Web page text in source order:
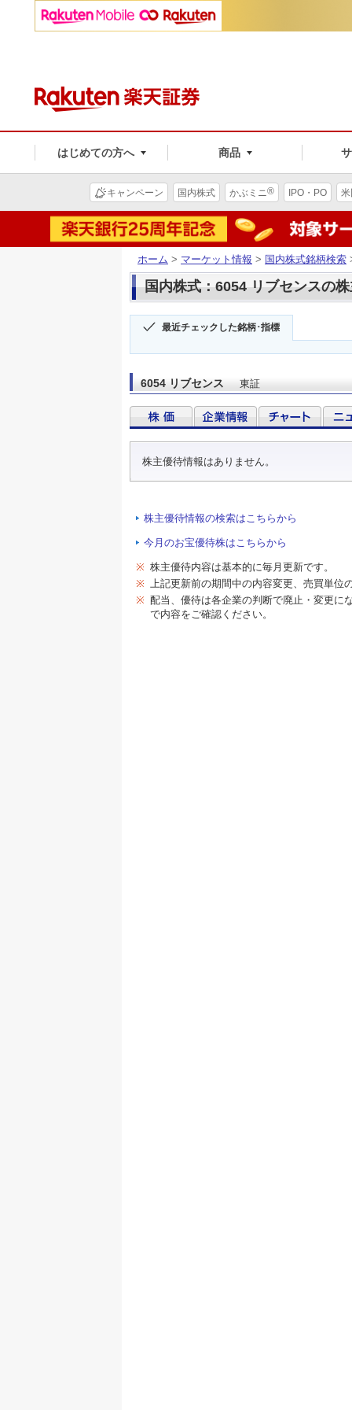
はじめての方へ 商品
キャンペーン 国内株式 かぶミニ® IPO・PO
ホーム > マーケット情報 > 国内株式銘柄検索
国内株式：6054 リブセンスの
最近チェックした銘柄･指標
6054 リブセンス 東証
株主優待情報はありません。
株主優待情報の検索はこちらから
今月のお宝優待株はこちらから
※ 株主優待内容は基本的に毎月更新です。
※ 上記更新前の期間中の内容変更、売買単位
※ 配当、優待は各企業の判断で廃止・変更に
で内容をご確認ください。